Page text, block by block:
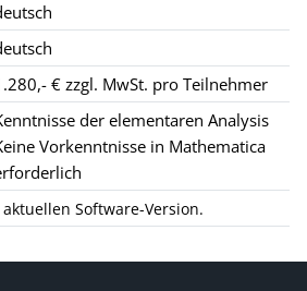
€ zzgl. MwSt. pro Teilnehmer
der elementaren Analysis
Vorkenntnisse in Mathematica
Software-Version.